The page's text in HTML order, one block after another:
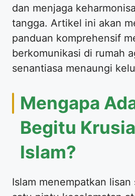
dan menjaga
tangga. Artikel ini akan
panduan komprehensif
berkomunikasi di rumah
senantiasa menaungi
Mengapa
Begitu
Islam?
Islam menempatkan lisan